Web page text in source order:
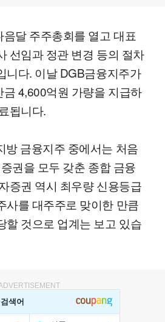
달 주주총회를 열고 대표
선임과 정관 변경 등의 절차
니다. 이날 DGB금융지주가
4,600억원 가량을 지급하
됩니다.
방 금융지주 중에서는 처음
권을 모두 갖춘 종합 금융
증권 역시 최우량 신용등급
사를 대주주로 맞이한 만큼
할 것으로 업계는 보고 있습